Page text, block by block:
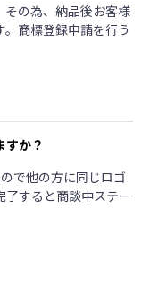
その為、納品後お客様
商標登録申請を行う
すか？
で他の方に同じロゴ
了すると商談中ステー